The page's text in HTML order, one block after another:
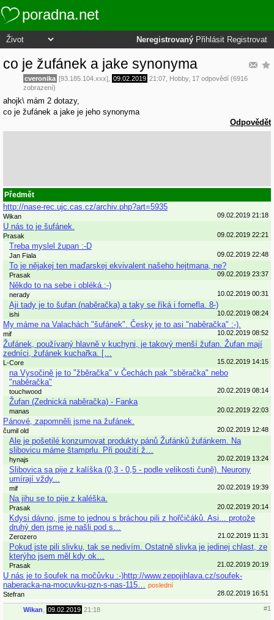
poradna.net
Neregistrovaný Přihlásit Registrovat
co je žufánek a jake synonyma
cveronika [93.185.104.xxx], 09.02.2019 21:07 Hobby, 17 odpovědí (6916
zobrazení)
ahojk\ mám 2 dotazy,
co je žufánek a jake je jeho synonyma
Odpovědět
Předmět
http://nase-rec.ujc.cas.cz/archiv.php?art=5935
Wikan 09.02.2019 21:18
U nás to je šufánek.
Prasak 09.02.2019 22:21
Treba myslel župan :-D
Jan Fiala 09.02.2019 22:48
To je nějakej ten maďarskej ekvivalent našeho hejtmana, ne?
Prasak 09.02.2019 23:37
Někdo to na sebe i obléká.:-)
nerady 10.02.2019 00:31
Aji tady je to šufan (naběračka) a taky se říká i fornefla. 8-)
ishi 10.02.2019 08:24
My máme na Valachách "šufánek". Česky je to asi "naběračka" :-).
mif 10.02.2019 08:52
Žufánek, používaný hlavně v kuchyni, je takový menší žufan. Žufan mají
zedníci, žufánek kuchařka. […
L-Core 15.02.2019 14:15
na Vysočině je to "žběračka" v Čechách pak "sběračka" nebo
"naběračka"
touchwood 20.02.2019 08:14
Žufan (Zednická naběračka) - Fanka
manas 20.02.2019 22:03
Pánové, zapomněli jsme na žufánek.
čumil old 20.02.2019 12:48
Ale je pošetilé konzumovat produkty pánů Žufánků žufánkem. Na
slibovicu máme štamprlu. Při použití ž…
hynajs 20.02.2019 13:24
Slibovica sa pije z kalíška (0,3 - 0,5 - podle velikosti čuně). Neurony
umírají vždy...
mif 20.02.2019 19:39
Na jihu se to pije z kaléška.
Prasak 20.02.2019 20:14
Kdysi dávno, jsme to jednou s bráchou pili z hořčičáků. Asi... protože
druhý den jsme je našli pod s…
Zerozero 21.02.2019 11:31
Pokud jste pili slivku, tak se nedivím. Ostatně slivka je jedinej chlast, ze
kterýho jsem měl kdy ok…
Prasak 21.02.2019 20:19
U nás je to šoufek na močůvku :-)http://www.zepojihlava.cz/soufek-
naberacka-na-mocuvku-pzn-s-nas-115…
poslední
Stefran
28.02.2019 16:51
Wikan 09.02.2019 21:18 #1